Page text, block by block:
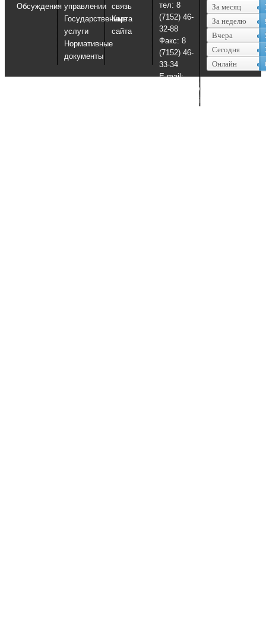
Обсуждения управлении
Государственные
услуги
Нормативные
документы
связь
Карта
сайта
тел: 8
(7152) 46-
32-88
Факс: 8
(7152) 46-
33-34
E-mail:
uosko@sko.kz,
uosko@mail.ru
За месяц
За неделю
Вчера
Сегодня
Онлайн